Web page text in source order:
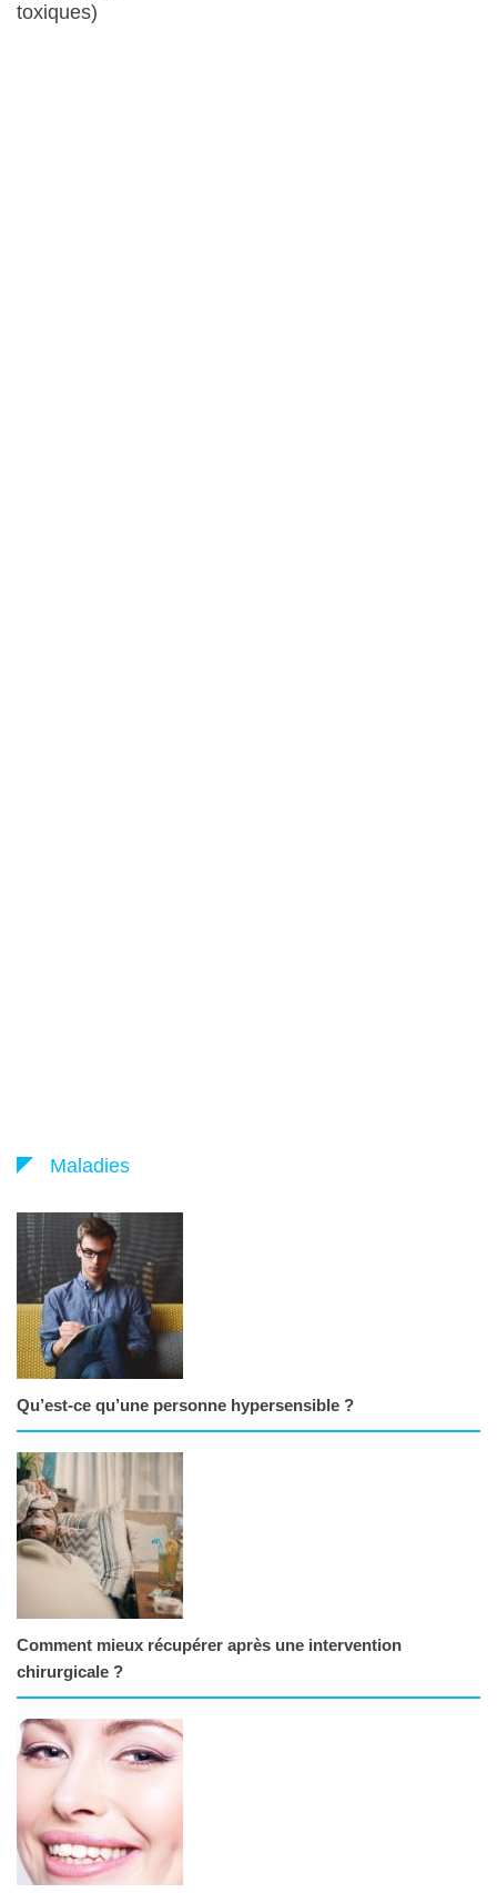
toxiques)
Maladies
Qu’est-ce qu’une personne hypersensible ?
Comment mieux récupérer après une intervention
chirurgicale ?